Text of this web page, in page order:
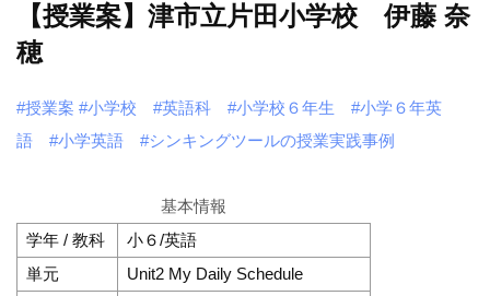
【授業案】津市立片田小学校 伊藤 奈
穂
#授業案 #小学校 #英語科 #小学校６年生
#小学６年英
語
#小学英語 #シンキングツールの授業実践事例
基本情報
学年 / 教科
小６/英語
単元
Unit2 My Daily Schedule